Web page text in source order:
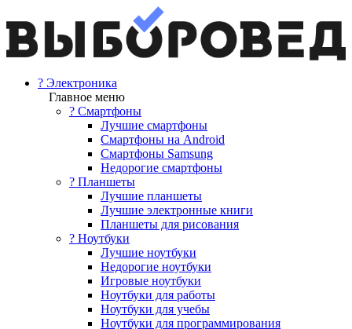
? Электроника
Главное меню
? Смартфоны
Лучшие смартфоны
Смартфоны на Android
Смартфоны Samsung
Недорогие смартфоны
? Планшеты
Лучшие планшеты
Лучшие электронные книги
Планшеты для рисования
? Ноутбуки
Лучшие ноутбуки
Недорогие ноутбуки
Игровые ноутбуки
Ноутбуки для работы
Ноутбуки для учебы
Ноутбуки для программирования